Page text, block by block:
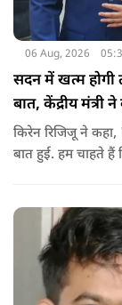
06 Aug, 2026
सदन में खत्म होगी
बात, केंद्रीय मंत्री
किरेन रिजिजू ने कहा,
बात हुई. हम चाहते हैं